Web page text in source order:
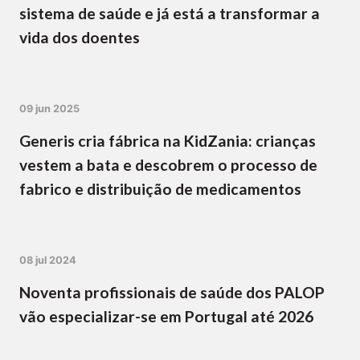
sistema de saúde e já está a transformar a
vida dos doentes
09 jun 2025
Generis cria fábrica na KidZania: crianças
vestem a bata e descobrem o processo de
fabrico e distribuição de medicamentos
08 jul 2024
Noventa profissionais de saúde dos PALOP
vão especializar-se em Portugal até 2026